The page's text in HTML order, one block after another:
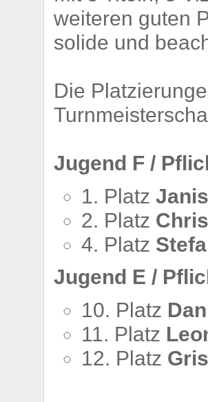
weiteren guten
solide und
Die
Jugend F /
1. Platz
2. Platz
4. Platz
Jugend E /
10. Platz
11. Platz
12. Platz